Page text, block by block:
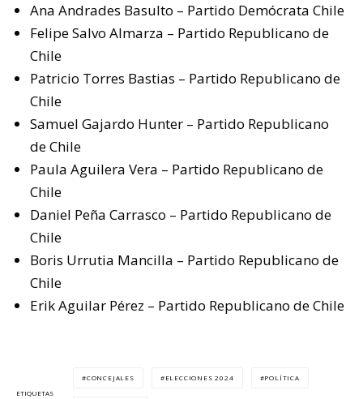
Ana Andrades Basulto – Partido Demócrata Chile
Felipe Salvo Almarza – Partido Republicano de
Chile
Patricio Torres Bastias – Partido Republicano de
Chile
Samuel Gajardo Hunter – Partido Republicano
de Chile
Paula Aguilera Vera – Partido Republicano de
Chile
Daniel Peña Carrasco – Partido Republicano de
Chile
Boris Urrutia Mancilla – Partido Republicano de
Chile
Erik Aguilar Pérez – Partido Republicano de Chile
ETIQUETAS
CONCEJALES ELECCIONES 2024 POLÍTICA